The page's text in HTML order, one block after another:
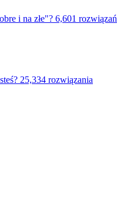
i na złe"? 6,601 rozwiązań
25,334 rozwiązania